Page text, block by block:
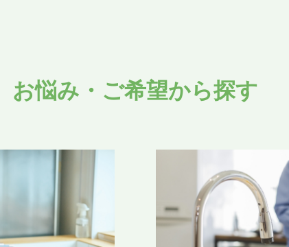
お悩み・ご希望から探す